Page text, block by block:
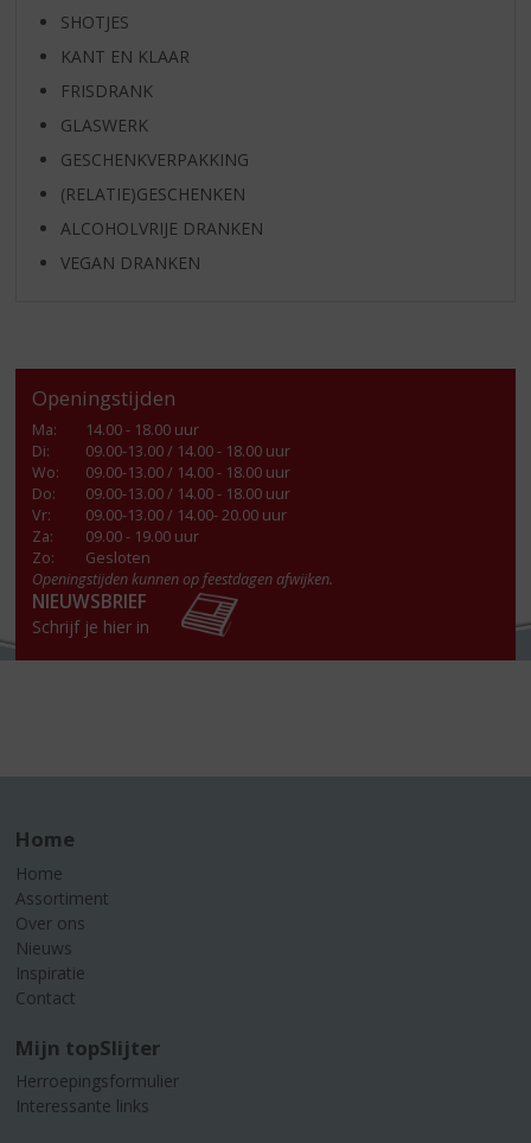
SHOTJES
KANT EN KLAAR
FRISDRANK
GLASWERK
GESCHENKVERPAKKING
(RELATIE)GESCHENKEN
ALCOHOLVRIJE DRANKEN
VEGAN DRANKEN
Openingstijden
Ma:
14.00 - 18.00 uur
Di:
09.00-13.00 / 14.00 - 18.00 uur
Wo:
09.00-13.00 / 14.00 - 18.00 uur
Do:
09.00-13.00 / 14.00 - 18.00 uur
Vr:
09.00-13.00 / 14.00- 20.00 uur
Za:
09.00 - 19.00 uur
Zo:
Gesloten
Openingstijden kunnen op feestdagen afwijken.
NIEUWSBRIEF
Schrijf je hier in
Home
Home
Assortiment
Over ons
Nieuws
Inspiratie
Contact
Mijn topSlijter
Herroepingsformulier
Interessante links